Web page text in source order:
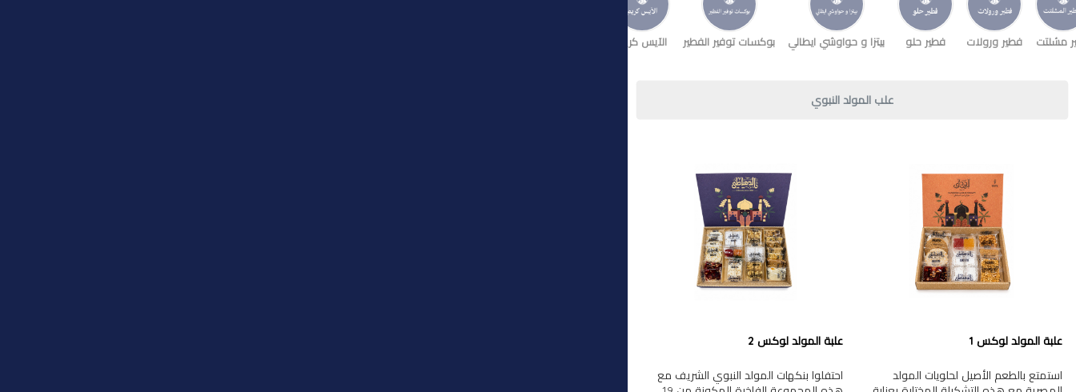
مشلتت فطير ورولات فطير حلو بيتزا و حواوشي ايطالي بوكسات توفير الفطير الآيس كريم
علب المولد النبوي
علبة المولد لوكس 1
استمتع بالطعم الأصيل لحلويات المولد
علبة المولد لوكس 2
احتفلوا بنكهات المولد النبوي الشريف مع